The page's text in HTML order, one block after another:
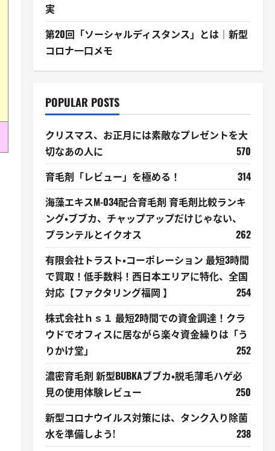
実
第20回「ソーシャルディスタンス」とは｜新型
コロナ一口メモ
POPULAR POSTS
クリスマス、お正月には素敵なプレゼントを大
切なあの人に
570
育毛剤「レビュー」を極める！
314
海藻エキスM-034配合育毛剤 育毛剤比較ランキ
ング・ブブカ、チャップアップだけじゃない、
プランテルとイクオス
262
有限会社トラスト・コーポレーション 最短3時間
で買取！低手数料！西日本エリアに特化、全国
対応【ファクタリング福岡 】
254
株式会社ｈｓ１ 最短2時間での資金調達！クラ
ウドでオフィスに居ながら楽々資金繰りは「う
りかけ堂」
252
濃密育毛剤 新型BUBKAブブカ・脱毛薄毛ハゲ必
見の使用体験レビュー
250
新型コロナウイルス対策には、タンク入り除菌
水を準備しよう!
238